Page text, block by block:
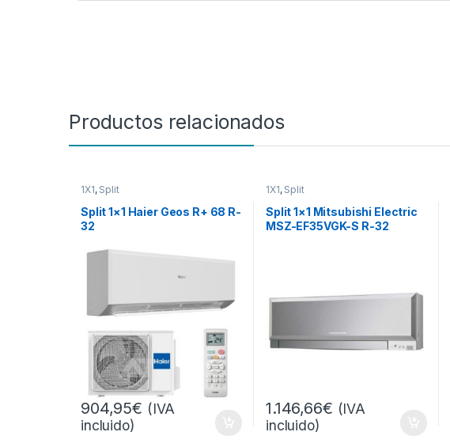
Productos relacionados
1X1, Split
Split 1×1 Haier Geos R+ 68 R-
32
904,95€ (IVA
incluido)
1X1, Split
Split 1×1 Mitsubishi Electric
MSZ-EF35VGK-S R-32
1.146,66€ (IVA
incluido)